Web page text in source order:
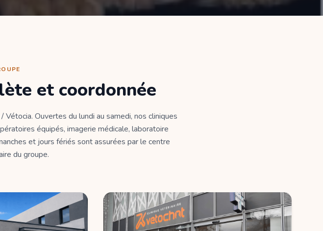
et coordonnée
Ouvertes du lundi au samedi, nos cliniques
équipés, imagerie médicale, laboratoire
et jours fériés sont assurées par le centre
du groupe.